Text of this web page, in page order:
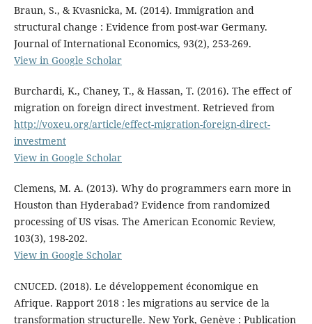
Braun, S., & Kvasnicka, M. (2014). Immigration and
structural change : Evidence from post-war Germany.
Journal of International Economics, 93(2), 253-269.
View in Google Scholar
Burchardi, K., Chaney, T., & Hassan, T. (2016). The effect of
migration on foreign direct investment. Retrieved from
http://voxeu.org/article/effect-migration-foreign-direct-
investment
View in Google Scholar
Clemens, M. A. (2013). Why do programmers earn more in
Houston than Hyderabad? Evidence from randomized
processing of US visas. The American Economic Review,
103(3), 198-202.
View in Google Scholar
CNUCED. (2018). Le développement économique en
Afrique. Rapport 2018 : les migrations au service de la
transformation structurelle. New York, Genève : Publication